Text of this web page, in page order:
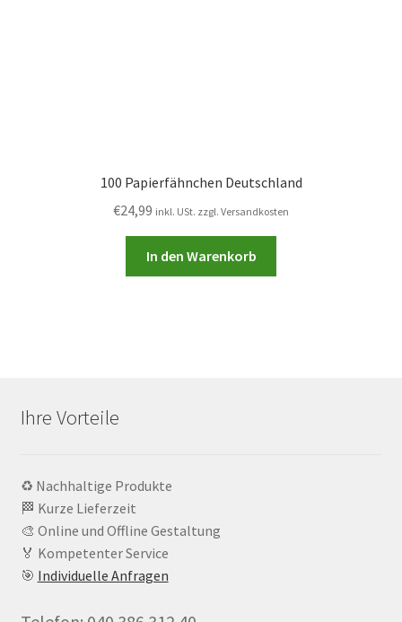
100 Papierfähnchen Deutschland
€24,99 inkl. USt. zzgl. Versandkosten
In den Warenkorb
Ihre Vorteile
♻️ Nachhaltige Produkte
🏁 Kurze Lieferzeit
🎨 Online und Offline Gestaltung
🏅 Kompetenter Service
🎯 Individuelle Anfragen